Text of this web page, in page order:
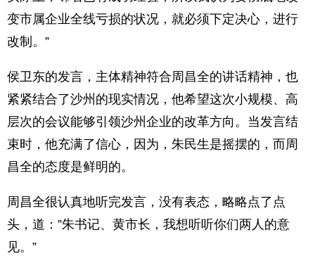
变市属企业全线亏损的状况，就必须下定决心，进行
改制。”
侯卫东的发言，主体精神符合周昌全的讲话精神，也
紧紧结合了沙州的现实情况，他希望这次小规模、高
层次的会议能够引领沙州企业的改革方向。当发言结
束时，他充满了信心，因为，朱民生是摇摆的，而周
昌全的态度是鲜明的。
周昌全很认真地听完发言，没有表态，略略点了点
头，道：”朱书记、黄市长，我想听听你们两人的意
见。”